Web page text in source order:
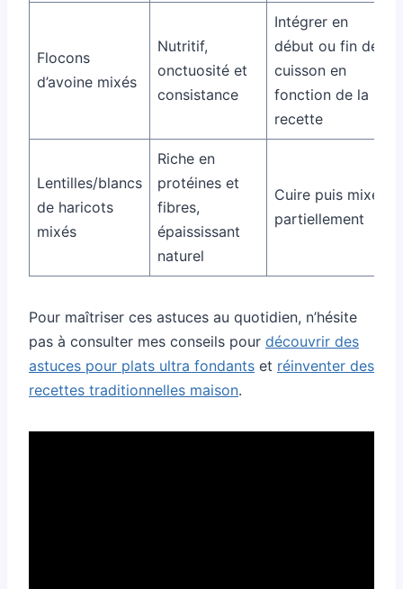
Flocons
d’avoine mixés
Nutritif,
onctuosité et
consistance
Intégrer en
début ou fin de
cuisson en
fonction de la
recette
Lentilles/blancs
de haricots
mixés
Riche en
protéines et
fibres,
épaississant
naturel
Cuire puis mixer
partiellement
Pour maîtriser ces astuces au quotidien, n’hésite
pas à consulter mes conseils pour découvrir des
astuces pour plats ultra fondants et réinventer des
recettes traditionnelles maison.